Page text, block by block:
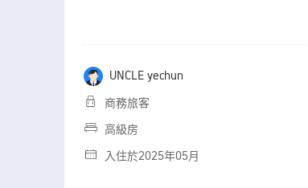
UNCLE yechun
商務旅客
高級房
入住於2025年05月